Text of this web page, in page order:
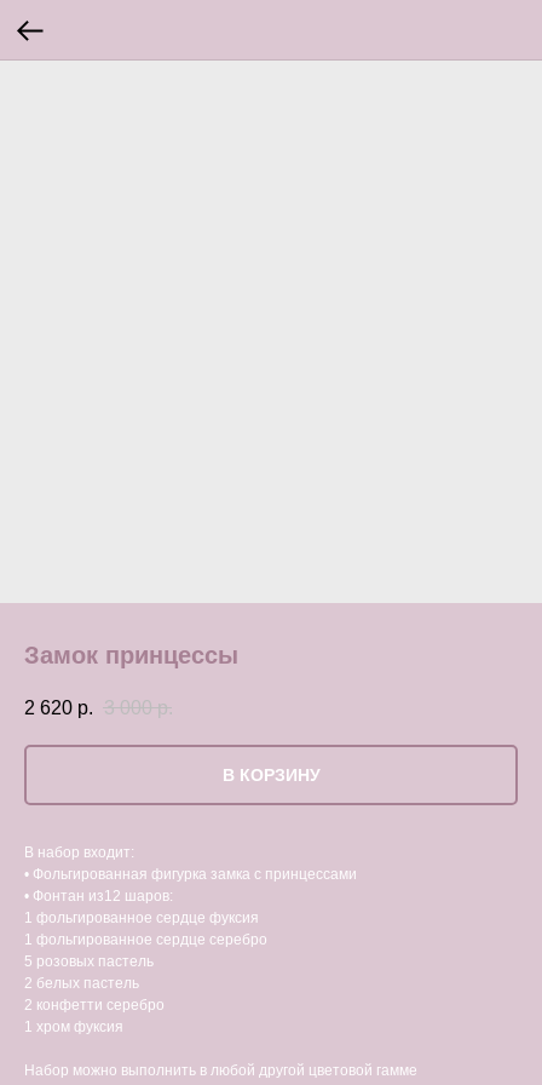
Замок принцессы
2 620 р. 3 000 р.
В КОРЗИНУ
В набор входит:
• Фольгированная фигурка замка с принцессами
• Фонтан из12 шаров:
1 фольгированное сердце фуксия
1 фольгированное сердце серебро
5 розовых пастель
2 белых пастель
2 конфетти серебро
1 хром фуксия
Набор можно выполнить в любой другой цветовой гамме